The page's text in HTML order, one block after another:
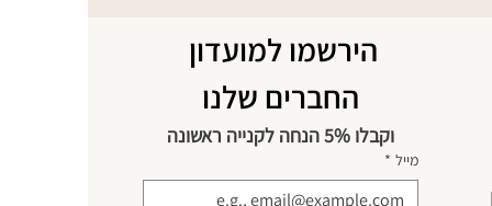
החברים שלנו
וקבלו 5% הנחה לקנייה ראשונה
מייל *